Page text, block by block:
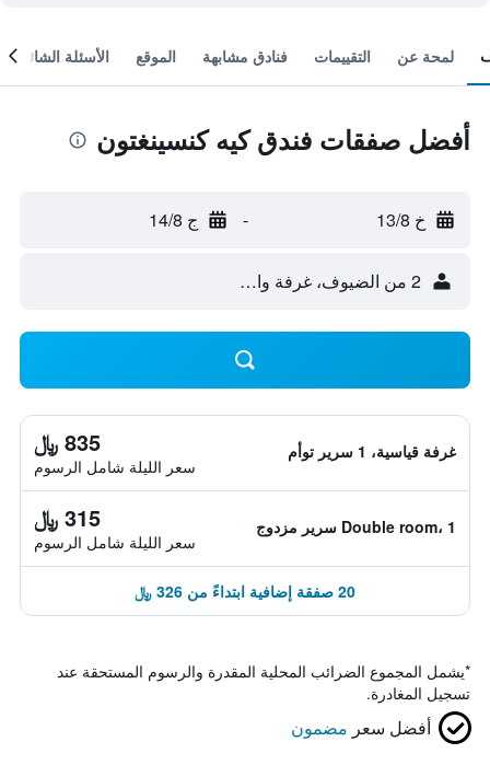
لمحة عن التقييمات فنادق مشابهة الموقع الأسئلة الشائعة
أفضل صفقات فندق كيه كنسينغتون
خ 13/8 - ج 14/8
2 من الضيوف، غرفة واحدة
غرفة قياسية، 1 سرير توأم 835 ﷼
سعر الليلة شامل الرسوم
Double room، 1 سرير مزدوج 315 ﷼
سعر الليلة شامل الرسوم
20 صفقة إضافية ابتداءً من 326 ﷼
*يشمل المجموع الضرائب المحلية المقدرة والرسوم المستحقة عند
تسجيل المغادرة.
أفضل سعر مضمون